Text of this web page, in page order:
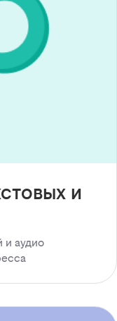
и
и аудио